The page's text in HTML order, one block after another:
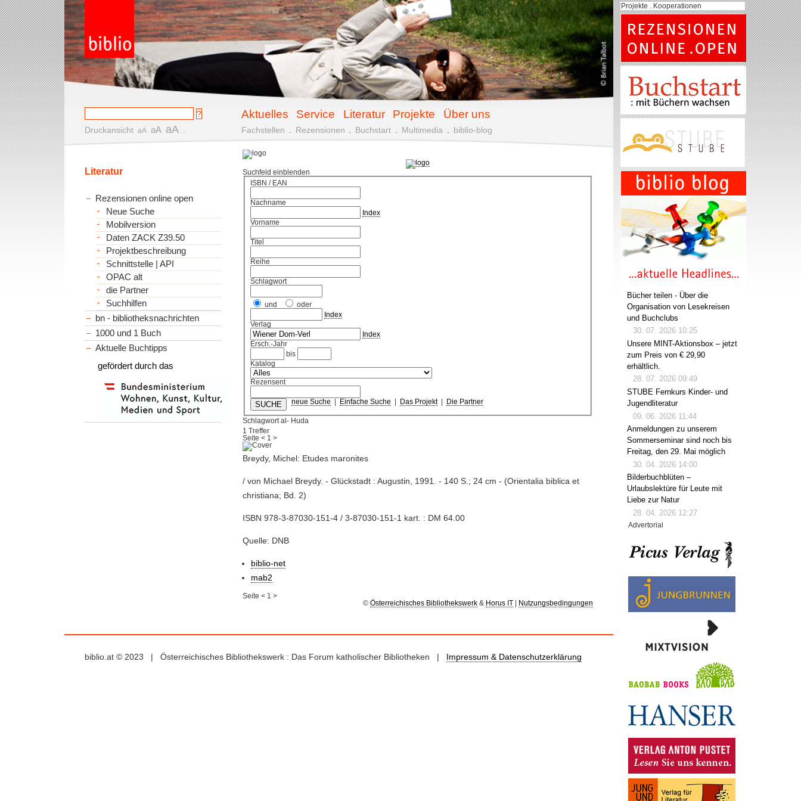
Aktuelles Service Literatur Projekte Über uns
Druckansicht aA aA aA Fachstellen Rezensionen Buchstart Multimedia biblio-blog
Suchfeld einblenden
ISBN / EAN
Nachname
Index
Vorname
Titel
Reihe
Schlagwort
und
oder
Index
Verlag
Index
Ersch.-Jahr
bis
Katalog
Rezensent
neue Suche Einfache Suche Das Projekt| Die Partner
Schlagwort al- Huda
1 Treffer
Seite< 1 >
Breydy, Michel: Etudes maronites
/ von Michael Breydy. - Glückstadt : Augustin, 1991. - 140 S.; 24 cm - (Orientalia biblica et
christiana; Bd. 2)
ISBN 978-3-87030-151-4 / 3-87030-151-1 kart. : DM 64.00
Quelle: DNB
biblio-net
mab2
Seite< 1 >
© Österreichisches Bibliothekswerk& Horus IT Nutzungsbedingungen
Literatur
Rezensionen online open
Neue Suche
Mobilversion
Daten ZACK Z39.50
Projektbeschreibung
Schnittstelle | API
OPAC alt
die Partner
Suchhilfen
bn - bibliotheksnachrichten
1000 und 1 Buch
Aktuelle Buchtipps
gefördert durch das
biblio.at © 2023 | Österreichisches Bibliothekswerk : Das Forum katholischer Bibliotheken | Impressum & Datenschutzerklärung
Projekte . Kooperationen
Bücher teilen - Über die
Organisation von Lesekreisen
und Buchclubs
30. 07. 2026 10:25
Unsere MINT-Aktionsbox – jetzt
zum Preis von € 29,90
erhältlich.
28. 07. 2026 09:49
STUBE Fernkurs Kinder- und
Jugendliteratur
09. 06. 2026 11:44
Anmeldungen zu unserem
Sommerseminar sind noch bis
Freitag, den 29. Mai möglich
30. 04. 2026 14:00
Bilderbuchblüten –
Urlaubslektüre für Leute mit
Liebe zur Natur
28. 04. 2026 12:27
Advertorial